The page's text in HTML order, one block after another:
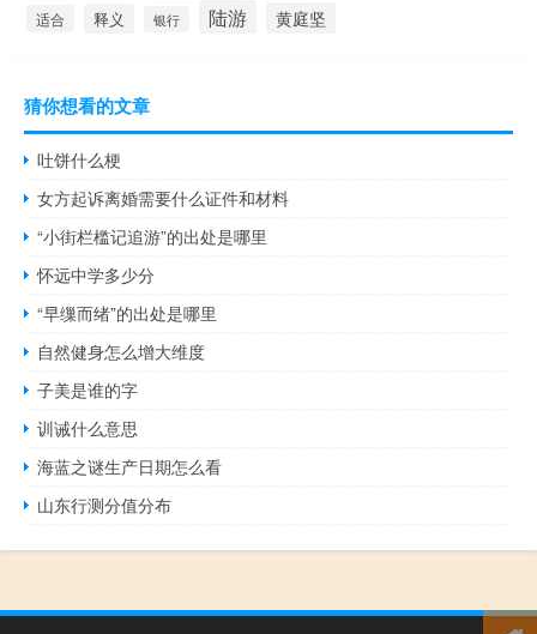
适合
释义 银行 陆游 黄庭坚
猜你想看的文章
吐饼什么梗
女方起诉离婚需要什么证件和材料
“小街栏槛记追游”的出处是哪里
怀远中学多少分
“早缫而绪”的出处是哪里
自然健身怎么增大维度
子美是谁的字
训诫什么意思
海蓝之谜生产日期怎么看
山东行测分值分布